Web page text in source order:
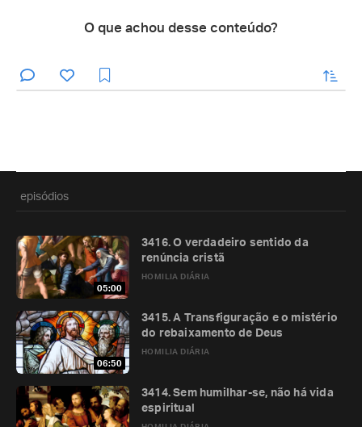
O que achou desse conteúdo?
enviar
episódios
05:00
HOMILIA DIÁRIA
3416. O verdadeiro sentido da
renúncia cristã
06:50
HOMILIA DIÁRIA
3415. A Transfiguração e o mistério
do rebaixamento de Deus
3414. Sem humilhar-se, não há vida
espiritual